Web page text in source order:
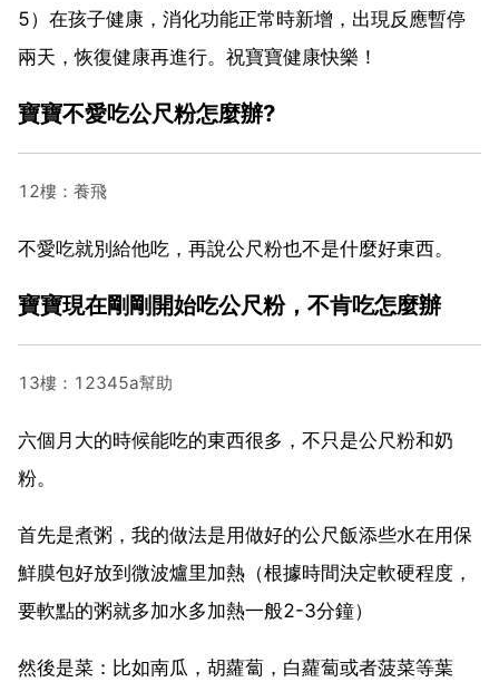
5）在孩子健康，消化功能正常時新增，出現反應暫停
兩天，恢復健康再進行。祝寶寶健康快樂！
寶寶不愛吃公尺粉怎麼辦?
12樓：養飛
不愛吃就別給他吃，再說公尺粉也不是什麼好東西。
寶寶現在剛剛開始吃公尺粉，不肯吃怎麼辦
13樓：12345a幫助
六個月大的時候能吃的東西很多，不只是公尺粉和奶
粉。
首先是煮粥，我的做法是用做好的公尺飯添些水在用保
鮮膜包好放到微波爐里加熱（根據時間決定軟硬程度，
要軟點的粥就多加水多加熱一般2-3分鐘）
然後是菜：比如南瓜，胡蘿蔔，白蘿蔔或者菠菜等葉